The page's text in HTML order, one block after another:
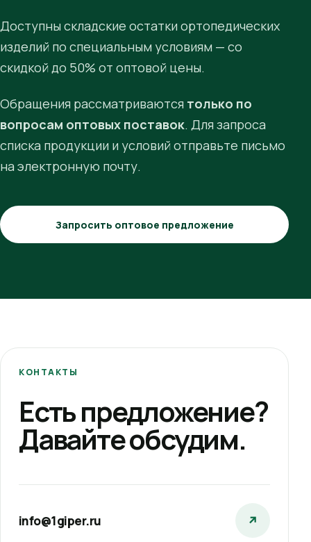
Доступны складские остатки ортопедических
изделий по специальным условиям — со
скидкой до 50% от оптовой цены.
Обращения рассматриваются только по
вопросам оптовых поставок. Для запроса
списка продукции и условий отправьте письмо
на электронную почту.
Запросить оптовое предложение
КОНТАКТЫ
Есть предложение?
Давайте обсудим.
info@1giper.ru ↗